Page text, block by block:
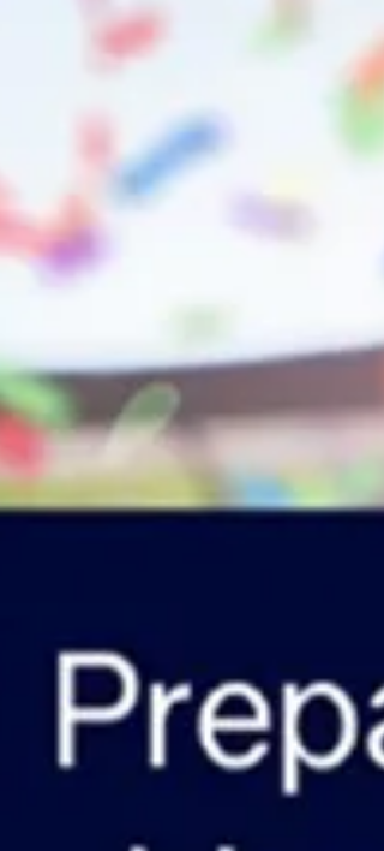
hasta establecimientos de dos y tres estrellas.
Estos documentos ofrecen una guía práctica y
especializada que permite a los equipos de